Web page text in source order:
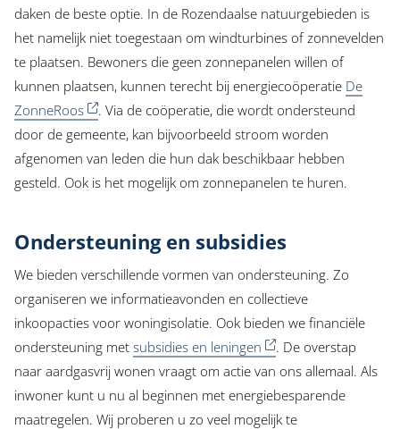
daken de beste optie. In de Rozendaalse natuurgebieden is
het namelijk niet toegestaan om windturbines of zonnevelden
te plaatsen. Bewoners die geen zonnepanelen willen of
kunnen plaatsen, kunnen terecht bij energiecoöperatie De
ZonneRoos
. Via de coöperatie, die wordt ondersteund
door de gemeente, kan bijvoorbeeld stroom worden
afgenomen van leden die hun dak beschikbaar hebben
gesteld. Ook is het mogelijk om zonnepanelen te huren.
Ondersteuning en subsidies
We bieden verschillende vormen van ondersteuning. Zo
organiseren we informatieavonden en collectieve
inkoopacties voor woningisolatie. Ook bieden we financiële
ondersteuning met subsidies en leningen
. De overstap
naar aardgasvrij wonen vraagt om actie van ons allemaal. Als
inwoner kunt u nu al beginnen met energiebesparende
maatregelen. Wij proberen u zo veel mogelijk te